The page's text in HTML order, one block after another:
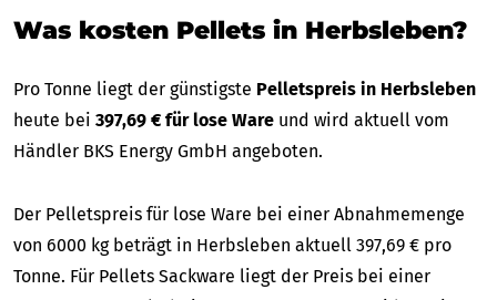
Was kosten Pellets in Herbsleben?
Pro Tonne liegt der günstigste Pelletspreis in Herbsleben
heute bei 397,69 € für lose Ware und wird aktuell vom
Händler BKS Energy GmbH angeboten.
Der Pelletspreis für lose Ware bei einer Abnahmemenge
von 6000 kg beträgt in Herbsleben aktuell 397,69 € pro
Tonne. Für Pellets Sackware liegt der Preis bei einer